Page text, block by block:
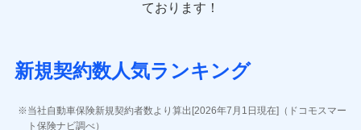
AIG損害保険株式会社 (https://www.aig.co.jp/sonpo)
ジェイアイ傷害火災保険株式会社
ソニー損害保険株式会社
(https://www.sonysonpo.co.jp/)
ております！
新規契約数人気ランキング
当社自動車保険新規契約者数より算出[2026年7月1日現在]（ドコモスマー
ト保険ナビ調べ）